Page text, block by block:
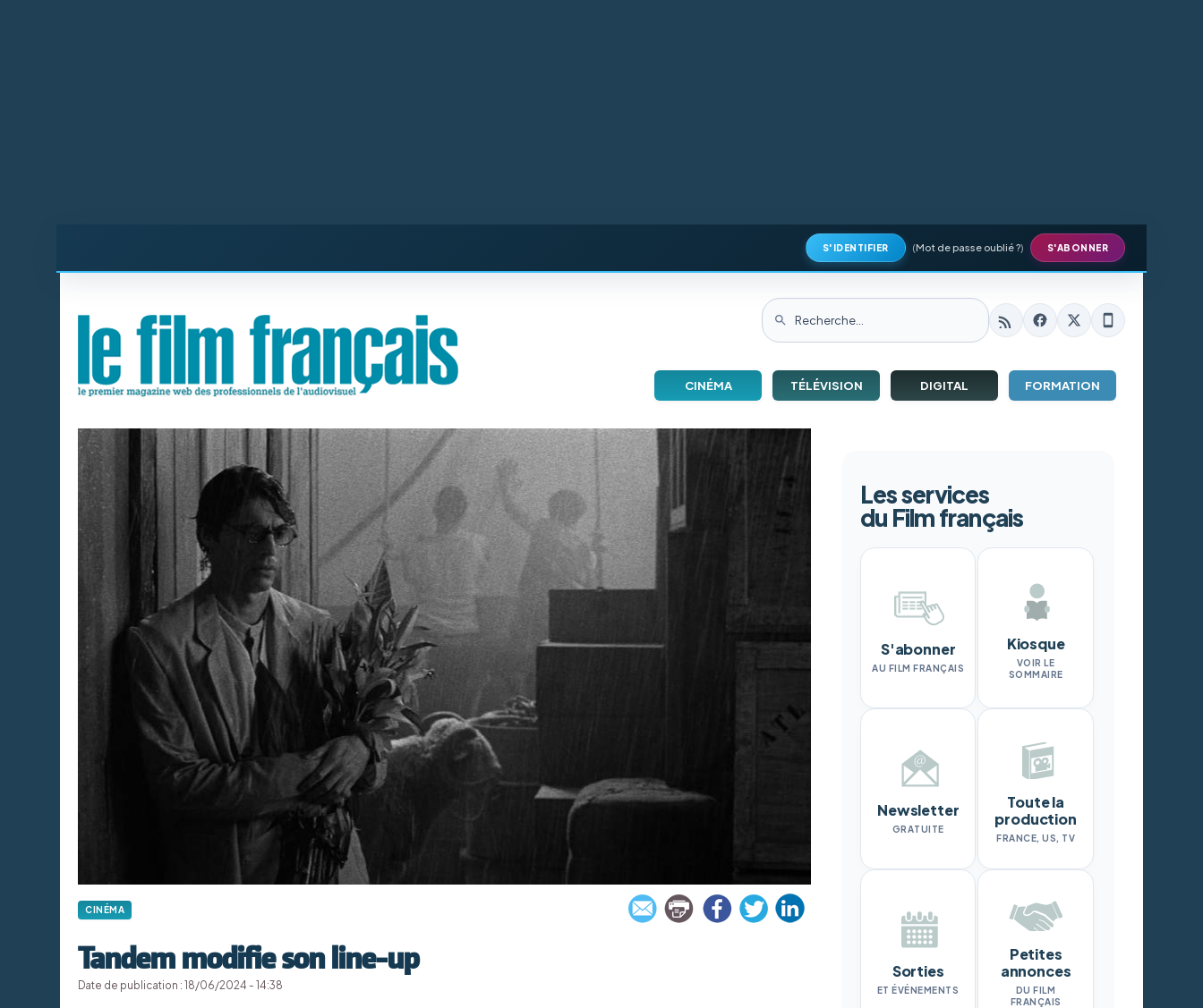
S'IDENTIFIER (Mot de passe oublié ?) S'ABONNER
CINÉMA TÉLÉVISION DIGITAL FORMATION
CINÉMA
Tandem modifie son line-up
Date de publication : 18/06/2024 - 14:38
Les services
du Film français
S'abonner
AU FILM FRANÇAIS
Kiosque
VOIR LE
SOMMAIRE
Newsletter
GRATUITE
Toute la
production
FRANCE, US, TV
Sorties
ET ÉVÉNEMENTS
Petites
annonces
DU FILM
FRANÇAIS